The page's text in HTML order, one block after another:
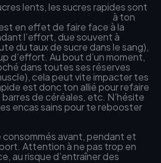
lents, les sucres rapides sont
à ton
en effet de faire face à la
l’effort, due souvent à
du taux de sucre dans le sang),
d’effort. Au bout d’un moment,
dans toutes ses réserves
cela peut vite impacter tes
est donc ton allié pour refaire
de céréales, etc. N’hésite
encas sains pour te rebooster
avant, pendant et
Attention à ne pas trop en
au risque d’entraîner des